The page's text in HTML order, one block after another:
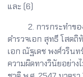
และ (6)
2. การกระทำของ
ตำรวจเอก สุทธี โสต
เอก ณัฐเดช พงศ์วริน
ความผิดทางวินัยอย่าง